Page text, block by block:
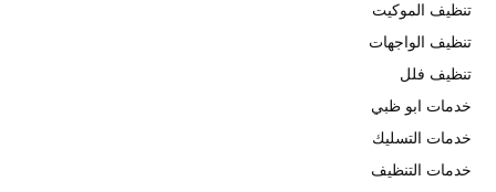
تنظيف الموكيت
تنظيف الواجهات
تنظيف فلل
خدمات ابو ظبي
خدمات التسليك
خدمات التنظيف